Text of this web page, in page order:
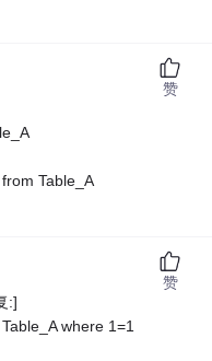
Table_A
赞
:]
where 1=1
赞